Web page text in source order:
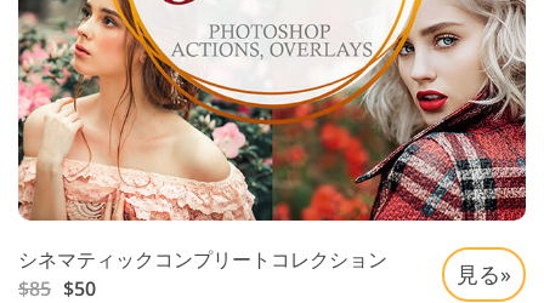
シネマティックコンプリートコレクション
$85 $50
見る»